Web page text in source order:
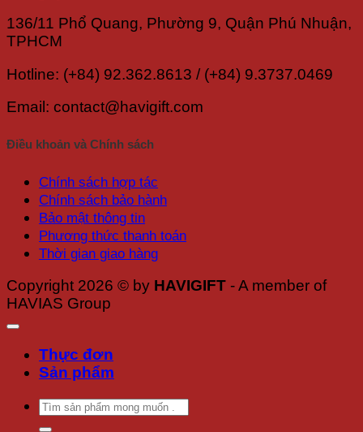
136/11 Phổ Quang, Phường 9, Quận Phú Nhuận,
TPHCM
Hotline: (+84) 92.362.8613 / (+84) 9.3737.0469
Email: contact@havigift.com
Điều khoản và Chính sách
Chính sách hợp tác
Chính sách bảo hành
Bảo mật thông tin
Phương thức thanh toán
Thời gian giao hàng
Copyright 2026 © by HAVIGIFT - A member of
HAVIAS Group
Thực đơn
Sản phẩm
Tìm